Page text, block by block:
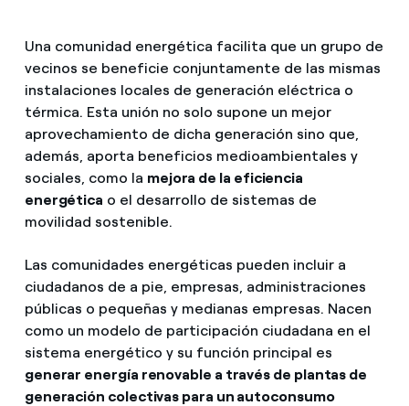
Una comunidad energética facilita que un grupo de
vecinos se beneficie conjuntamente de las mismas
instalaciones locales de generación eléctrica o
térmica. Esta unión no solo supone un mejor
aprovechamiento de dicha generación sino que,
además, aporta beneficios medioambientales y
sociales, como la mejora de la eficiencia
energética o el desarrollo de sistemas de
movilidad sostenible.
Las comunidades energéticas pueden incluir a
ciudadanos de a pie, empresas, administraciones
públicas o pequeñas y medianas empresas. Nacen
como un modelo de participación ciudadana en el
sistema energético y su función principal es
generar energía renovable a través de plantas de
generación colectivas para un autoconsumo